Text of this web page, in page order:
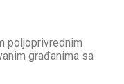
poljoprivrednim
građanima sa